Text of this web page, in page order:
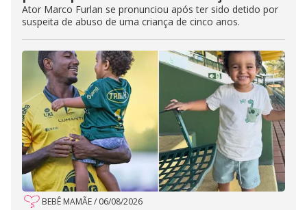
Ator Marco Furlan se pronunciou após ter sido detido por
suspeita de abuso de uma criança de cinco anos.
BEBÊ MAMÃE/ 06/08/2026